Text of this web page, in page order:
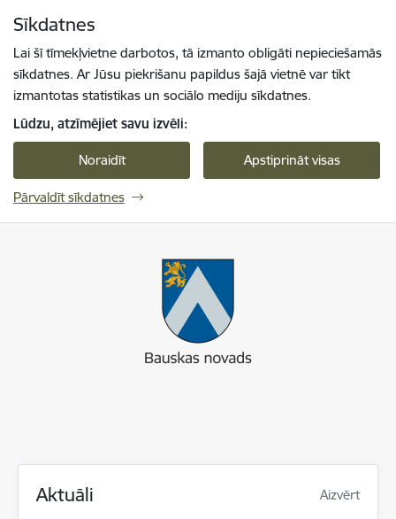
Sīkdatnes
Lai šī tīmekļvietne darbotos, tā izmanto obligāti nepieciešamās
sīkdatnes. Ar Jūsu piekrišanu papildus šajā vietnē var tikt
izmantotas statistikas un sociālo mediju sīkdatnes.
Lūdzu, atzīmējiet savu izvēli:
Noraidīt Apstiprināt visas
Pārvaldīt sīkdatnes
Aktuāli Aizvērt